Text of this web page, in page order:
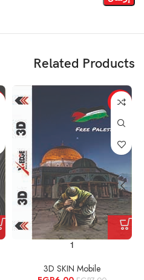
Related Products
-14%
1
3D SKIN Mobile